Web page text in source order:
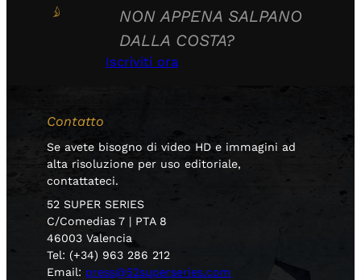
NON APPENA SALPANO
DALLA COSTA?
Iscriviti ora
Contatto
Se avete bisogno di video HD e immagini ad
alta risoluzione per uso editoriale,
contattateci.
52 SUPER SERIES
C/Comedias 7 | PTA 8
46003 Valencia
Tel: (+34) 963 286 212
Email: press@52superseries.com